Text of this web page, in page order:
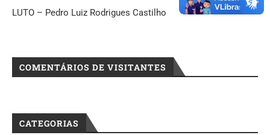
LUTO – Pedro Luiz Rodrigues Castilho
COMENTÁRIOS DE VISITANTES
CATEGORIAS